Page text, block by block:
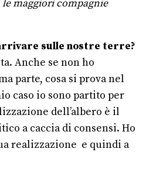
maggiori compagnie
sulle nostre terre?
Anche se non ho
parte, cosa si prova nel
caso io sono partito per
dell’albero è il
a caccia di consensi. Ho
realizzazione e quindi a